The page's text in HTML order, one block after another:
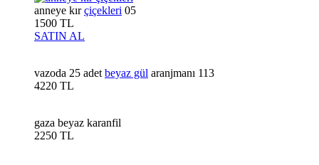
anneye kırçiçekleri 05
1500 TL
SATIN AL
vazoda 25 adet beyaz gül aranjmanı 113
4220 TL
gaza beyaz karanfil
2250 TL